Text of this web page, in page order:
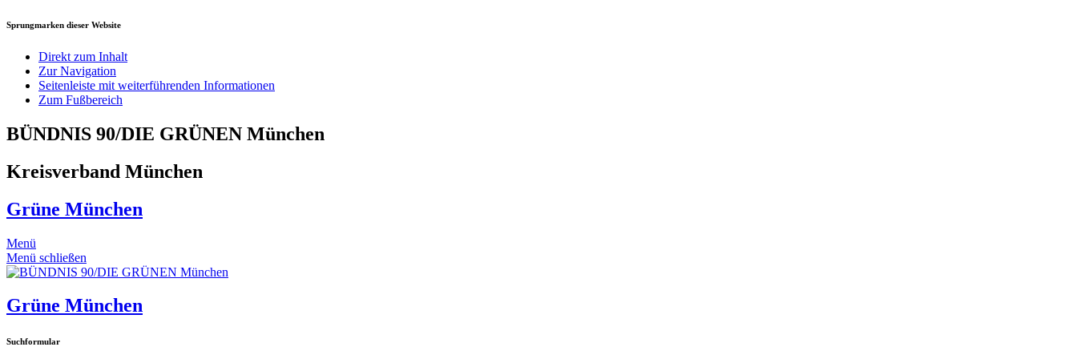
Sprungmarken dieser Website
Direkt zum Inhalt
Zur Navigation
Seitenleiste mit weiterführenden Informationen
Zum Fußbereich
BÜNDNIS 90/DIE GRÜNEN München
Kreisverband München
Grüne München
Menü
Menü schließen
Grüne München
Suchformular